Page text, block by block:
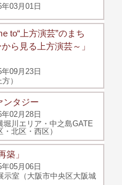
03月01日
to“上方演芸”のまち
ら見る上方演芸～」
09月23日
）
ンタジー
02月28日
堀川エリア・中之島GATE
北区・西区）
築」
05月06日
示室（大阪市中央区大阪城